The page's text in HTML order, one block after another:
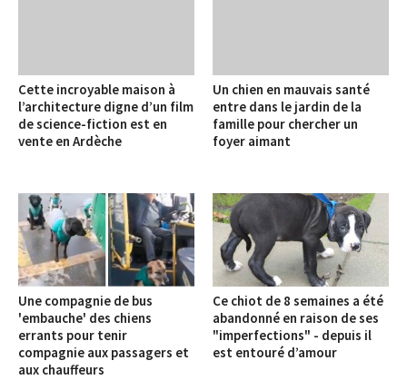
Cette incroyable maison à
l’architecture digne d’un film
de science-fiction est en
vente en Ardèche
Un chien en mauvais santé
entre dans le jardin de la
famille pour chercher un
foyer aimant
Une compagnie de bus
'embauche' des chiens
errants pour tenir
compagnie aux passagers et
aux chauffeurs
Ce chiot de 8 semaines a été
abandonné en raison de ses
"imperfections" - depuis il
est entouré d’amour